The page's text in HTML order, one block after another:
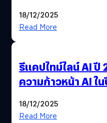
18/12/2025
Read More
รีแคปไทม์ไลน์ AI ปี
ความก้าวหน้า AI ใ
18/12/2025
Read More